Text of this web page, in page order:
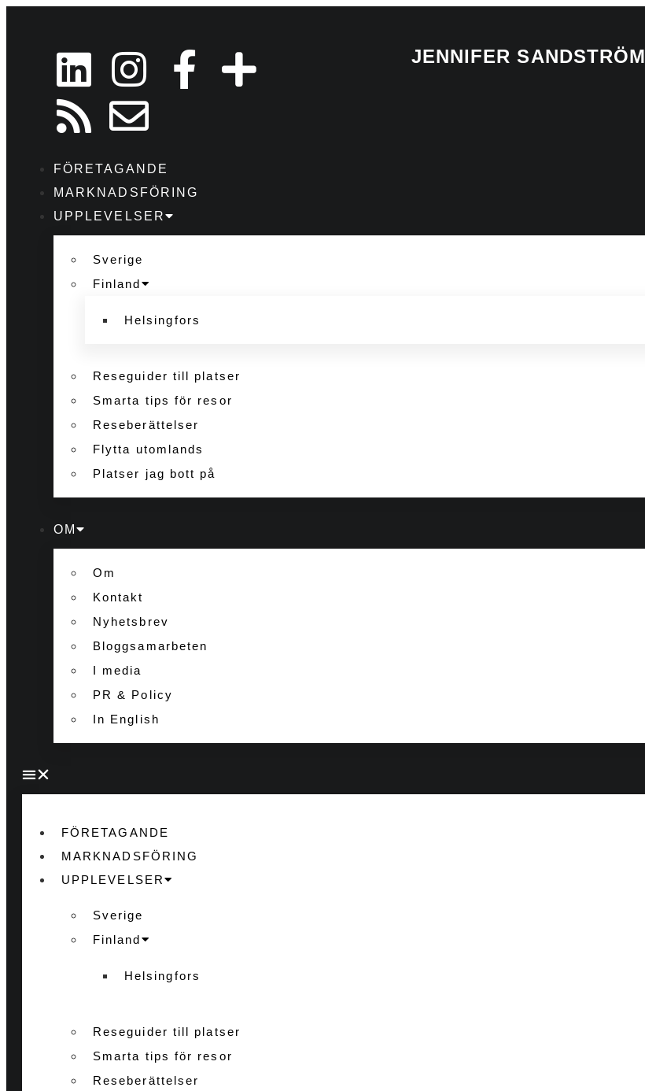
JENNIFER SANDSTRÖM
FÖRETAGANDE
MARKNADSFÖRING
UPPLEVELSER
Sverige
Finland
Helsingfors
Reseguider till platser
Smarta tips för resor
Reseberättelser
Flytta utomlands
Platser jag bott på
OM
Om
Kontakt
Nyhetsbrev
Bloggsamarbeten
I media
PR & Policy
In English
FÖRETAGANDE
MARKNADSFÖRING
UPPLEVELSER
Sverige
Finland
Helsingfors
Reseguider till platser
Smarta tips för resor
Reseberättelser